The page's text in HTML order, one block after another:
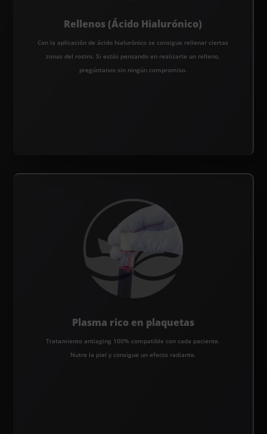
Rellenos (Ácido Hialurónico)
Con la aplicación de ácido hialurónico se consigue rellenar ciertas
zonas del rostro. Si estás pensando en realizarte un relleno,
pregúntanos sin ningún compromiso.
Plasma rico en plaquetas
Tratamiento antiaging 100% compatible con cada paciente.
Nutre la piel y consigue un efecto radiante.